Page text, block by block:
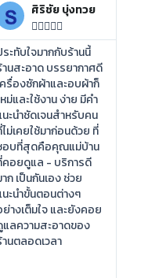
ศิริชัย บุ่งทวย

ระทับใจมากกับร้านนี้
านสะอาด บรรยากาศดี
ครื่องซักผ้าและอบผ้าก็
ม่และใช้งาน ง่าย มีคำ
นะนำชัดเจนสำหรับคน
ไม่เคยใช้มาก่อนด้วย ที่
อบที่สุดคือคุณแม่บ้าน
คอยดูแล - บริการดี
ก เป็นกันเอง ช่วย
นะนำขั้นตอนต่างๆ
ย่างเต็มใจ และยังคอย
แลความสะอาดของ
านตลอดเวลา